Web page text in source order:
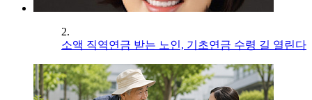
2.
소액 직역연금 받는 노인, 기초연금 수령 길 열린다